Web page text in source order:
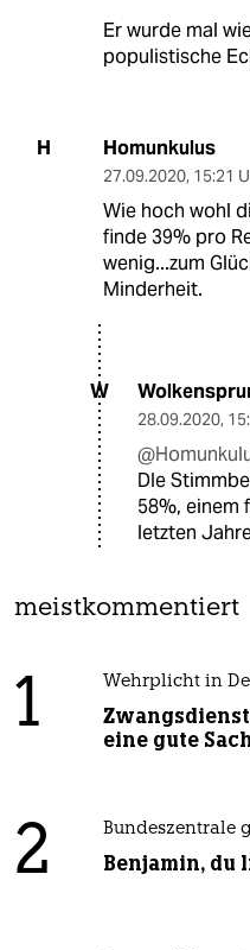
Er wurde mal
populistische
H Homunkulus
27.09.2020, 15:21
Wie hoch wohl
finde 39% pro
wenig...zum
Minderheit.
W
28.09.2020,
DIe
58%, einem
letzten
meistkommentiert
1 Wehrplicht in
eine gute
2 Bundeszentrale
Benjamin, du